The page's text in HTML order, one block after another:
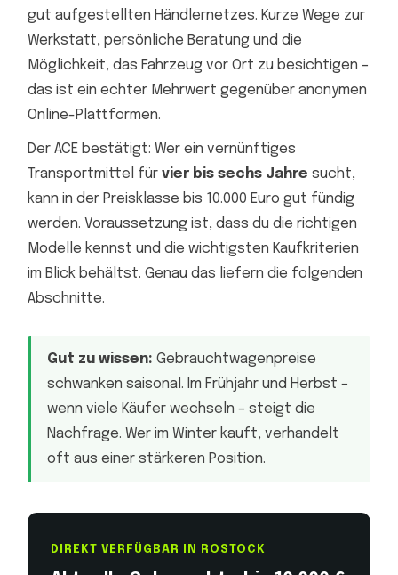
gut aufgestellten Händlernetzes. Kurze Wege zur
Werkstatt, persönliche Beratung und die
Möglichkeit, das Fahrzeug vor Ort zu besichtigen –
das ist ein echter Mehrwert gegenüber anonymen
Online-Plattformen.
Der ACE bestätigt: Wer ein vernünftiges
Transportmittel fürvier bis sechs Jahre sucht,
kann in der Preisklasse bis 10.000 Euro gut fündig
werden. Voraussetzung ist, dass du die richtigen
Modelle kennst und die wichtigsten Kaufkriterien
im Blick behältst. Genau das liefern die folgenden
Abschnitte.
Gut zu wissen: Gebrauchtwagenpreise
schwanken saisonal. Im Frühjahr und Herbst –
wenn viele Käufer wechseln – steigt die
Nachfrage. Wer im Winter kauft, verhandelt
oft aus einer stärkeren Position.
DIREKT VERFÜGBAR IN ROSTOCK